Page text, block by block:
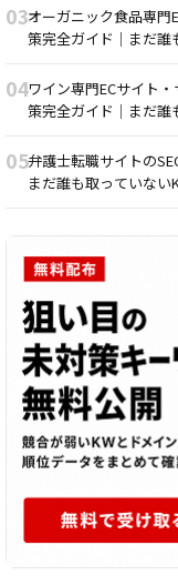
03オーガニック食品専門
策完全ガイド｜まだ誰
04ワイン専門ECサイト
策完全ガイド｜まだ誰
05弁護士転職サイトの
まだ誰も取っていない